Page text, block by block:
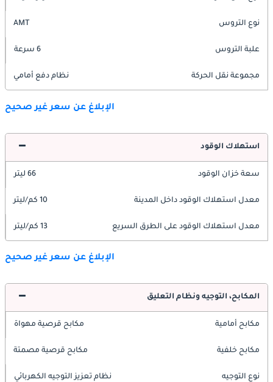
نوع التروس AMT
علبة التروس 6 سرعة
مجموعة نقل الحركة نظام دفع أمامي
الإبلاغ عن سعر غير صحيح
استهلاك الوقود
سعة خزان الوقود 66 ليتر
معدل استهلاك الوقود داخل المدينة 10 كم/ليتر
معدل استهلاك الوقود على الطرق السريع 13 كم/ليتر
الإبلاغ عن سعر غير صحيح
المكابح، التوجيه ونظام التعليق
مكابح أمامية مكابح قرصية مهواة
مكابح خلفية مكابح قرصية مصمتة
نوع التوجيه نظام تعزيز التوجيه الكهربائي